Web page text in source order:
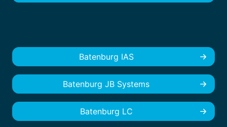
Batenburg IAS
Batenburg JB Systems
Batenburg LC